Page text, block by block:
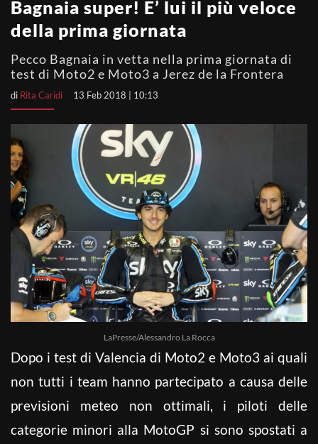
Bagnaia super! E’ lui il più veloce
della prima giornata
Pecco Bagnaia in vetta nella prima giornata di
test di Moto2 e Moto3 a Jerez de la Frontera
di Rita Caridi 13 Feb 2018 | 10:13
LaPresse/Alessandro La Rocca
Dopo i test di Valencia di Moto2 e Moto3 ai quali
non tutti i team hanno partecipato a causa delle
previsioni meteo non ottimali, i piloti delle
categorie minori alla MotoGP si sono spostati a